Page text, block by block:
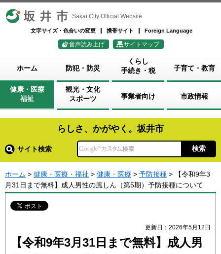
坂井市 Sakai City Official Website
文字サイズ・色合いの変更 携帯サイト Foreign Language
音声読み上げ サイトマップ
ホーム 防犯・防災
くらし
手続き・税
子育て・教育
健康・医療
福祉
観光・文化
スポーツ
事業者向け 市政情報
らしさ、かがやく。坂井市
サイト検索
ホーム > 健康・医療・福祉 > 健康・医療 > 予防接種 > 【令和9年3
月31日まで無料】成人男性の風しん（第5期）予防接種について
更新日：2026年5月12日
【令和9年3月31日まで無料】成人男